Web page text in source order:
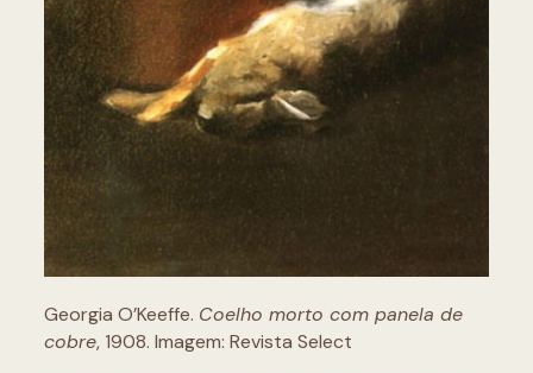
Georgia O’Keeffe. Coelho morto com panela de
cobre, 1908. Imagem: Revista Select